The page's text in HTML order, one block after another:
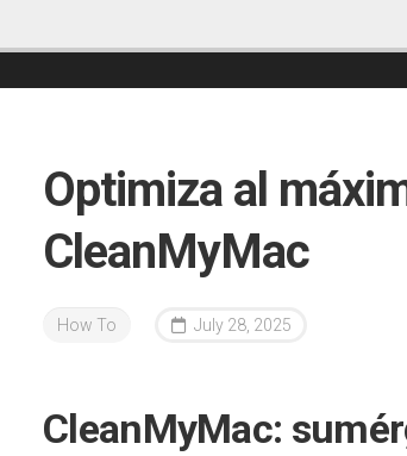
Optimiza al
CleanMyMac
How To July 28, 2025
CleanMyMac: